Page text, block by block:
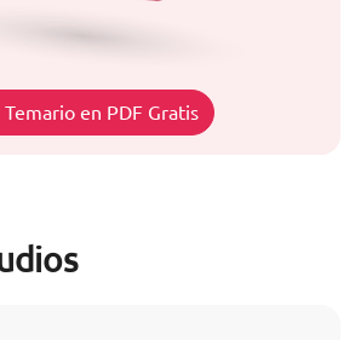
Temario en PDF Gratis